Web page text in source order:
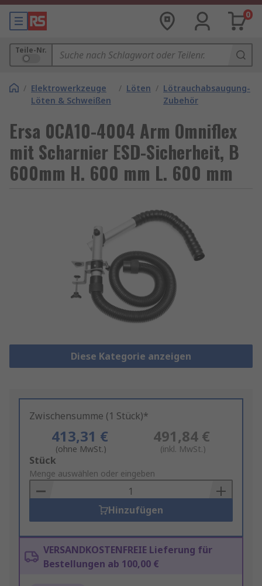
0
Teile-Nr.
/ Elektrowerkzeuge
Löten & Schweißen
/ Löten / Lötrauchabsaugung-
Zubehör
Ersa 0CA10-4004 Arm Omniflex
mit Scharnier ESD-Sicherheit, B
600mm H. 600 mm L. 600 mm
Diese Kategorie anzeigen
Zwischensumme (1 Stück)*
413,31 €
(ohne MwSt.)
491,84 €
(inkl. MwSt.)
Add
to
Basket
Stück
Menge auswählen oder eingeben
Hinzufügen
VERSANDKOSTENFREIE Lieferung für
Bestellungen ab 100,00 €